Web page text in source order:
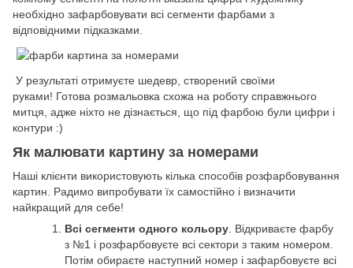
необхідно зафарбовувати всі сегменти фарбами з
відповідними підказками.
У результаті отримуєте шедевр, створений своїми
руками! Готова розмальовка схожа на роботу справжнього
митця, адже ніхто не дізнається, що під фарбою були цифри і
контури :)
Як малювати картину за номерами
Наші клієнти використовують кілька способів розфарбовування
картин. Радимо випробувати їх самостійно і визначити
найкращий для себе!
Всі сегменти одного кольору . Відкриваєте фарбу
з №1 і розфарбовуєте всі сектори з таким номером.
Потім обираєте наступний номер і зафарбовуєте всі